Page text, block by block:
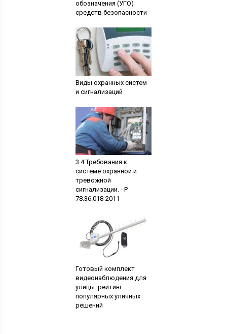
обозначения (УГО)
средств безопасности
Виды охранных систем
и сигнализаций
3.4 Требования к
системе охранной и
тревожной
сигнализации. - Р
78.36.018-2011
Готовый комплект
видеонаблюдения для
улицы: рейтинг
популярных уличных
решений